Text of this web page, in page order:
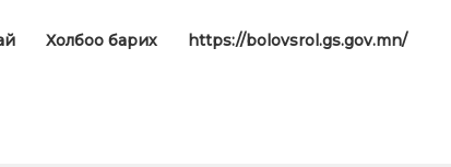
Холбоо барих https://bolovsrol.gs.gov.mn/